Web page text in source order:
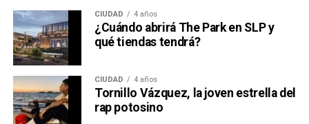
CIUDAD 4 años
¿Cuándo abrirá The Park en SLP y
qué tiendas tendrá?
CIUDAD 4 años
Tornillo Vázquez, la joven estrella del
rap potosino